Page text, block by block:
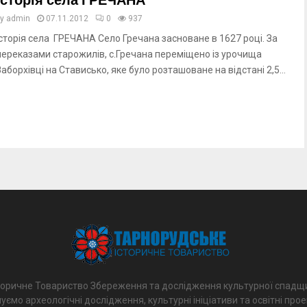
admin 07.11.2012 0 937
села ГРЕЧАНА Село Гречана засноване в 1627 році. За
старожилів, с.Гречана переміщено із урочища
на Стависько, яке було розташоване на відстані 2,5...
Товариство Збереження та дослідження культурної
археологічні дослідження, культурні ініціативи та освітні